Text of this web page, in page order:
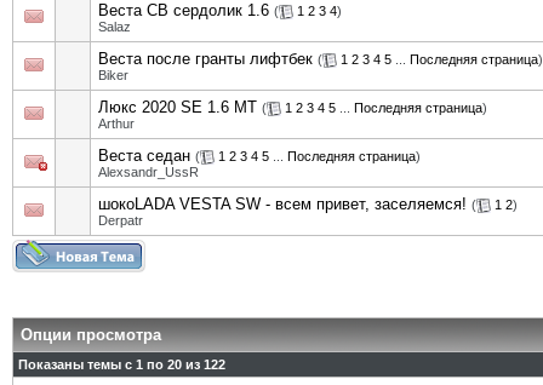
Веста СВ сердолик 1.6 ( 1 2 3 4)
Salaz
Веста после гранты лифтбек ( 1 2 3 4 5 Последняя страница)
Biker
Люкс 2020 SE 1.6 MT ( 1 2 3 4 5 Последняя страница)
Arthur
Веста седан ( 1 2 3 4 5 Последняя страница)
Alexsandr_UssR
шокоLADA VESTA SW - всем привет, заселяемся! ( 1 2)
Derpatr
Опции просмотра
Показаны темы с 1 по 20 из 122